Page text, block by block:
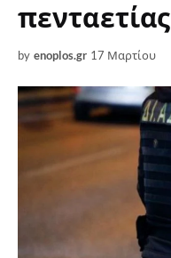
πενταετίας
by enoplos.gr 17 Μαρτίου